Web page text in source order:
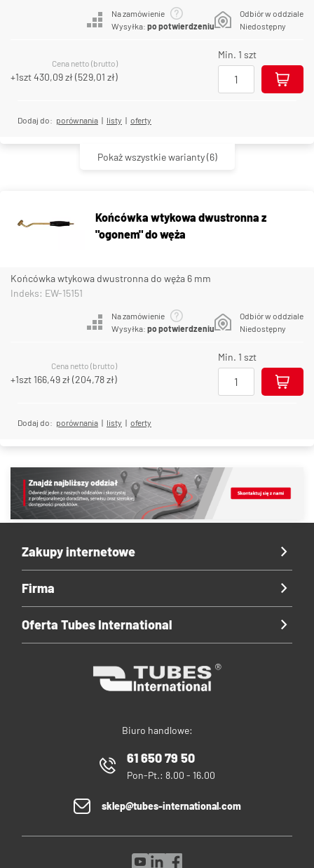
Na zamówienie
Wysyłka: po potwierdzeniu
Odbiór w oddziale
Niedostępny
Cena netto (brutto)
+1szt430,09 zł(529,01 zł)
Min. 1 szt
Dodaj do: porównania | listy | oferty
Pokaż wszystkie warianty(6)
Końcówka wtykowa dwustronna z
"ogonem" do węża
Końcówka wtykowa dwustronna do węża 6 mm
Indeks: EW-15151
Na zamówienie
Wysyłka: po potwierdzeniu
Odbiór w oddziale
Niedostępny
Cena netto (brutto)
+1szt 166,49 zł(204,78 zł)
Min. 1 szt
Dodaj do: porównania | listy | oferty
Biuro handlowe:
61 650 79 50
Pon-Pt.: 8.00 - 16.00
sklep@tubes-international.com
Zakupy internetowe
Firma
Oferta Tubes International